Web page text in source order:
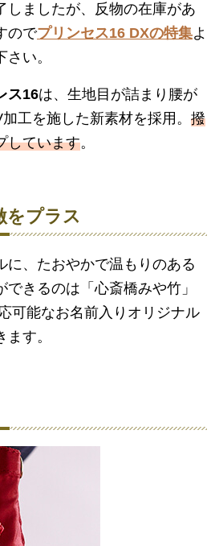
しましたが、反物の在庫があ
のでプリンセス16 DXの特集よ
い。
ス16は、生地目が詰まり腰が
工を施した新素材を採用。 撥
しています。
をプラス
に、たおやかで温もりのある
きるのは「心斎橋みや竹」
可能なお名前入りオリジナル
す。